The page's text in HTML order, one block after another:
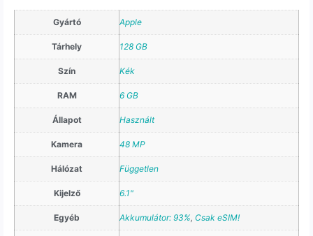
Gyártó Apple
Tárhely 128 GB
Szín Kék
RAM 6 GB
Állapot Használt
Kamera 48 MP
Hálózat Független
Kijelző 6.1"
Egyéb Akkumulátor: 93%, Csak eSIM!